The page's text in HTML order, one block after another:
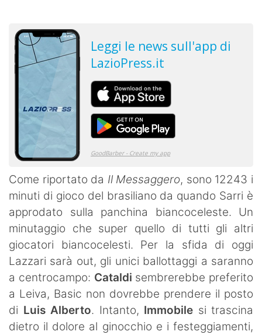
Come riportato da Il Messaggero, sono 12243 i
minuti di gioco del brasiliano da quando Sarri è
approdato sulla panchina biancoceleste. Un
minutaggio che super quello di tutti gli altri
giocatori biancocelesti. Per la sfida di oggi
Lazzari sarà out, gli unici ballottaggi a saranno
a centrocampo: Cataldi sembrerebbe preferito
a Leiva, Basic non dovrebbe prendere il posto
di Luis Alberto. Intanto, Immobile si trascina
dietro il dolore al ginocchio e i festeggiamenti,